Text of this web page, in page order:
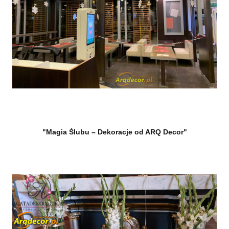
"Magia Ślubu – Dekoracje od ARQ Decor"